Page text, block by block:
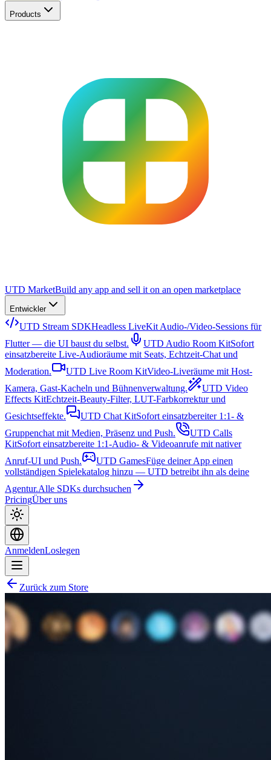
Products
UTD MarketBuild any app and sell it on an open marketplace
Entwickler
UTD Stream SDKHeadless LiveKit Audio-/Video-Sessions für
Flutter — die UI baust du selbst.
UTD Audio Room KitSofort
einsatzbereite Live-Audioräume mit Seats, Echtzeit-Chat und
Moderation.
UTD Live Room KitVideo-Liveräume mit Host-
Kamera, Gast-Kacheln und Bühnenverwaltung.
UTD Video
Effects KitEchtzeit-Beauty-Filter, LUT-Farbkorrektur und
Gesichtseffekte.
UTD Chat KitSofort einsatzbereiter 1:1- &
Gruppenchat mit Medien, Präsenz und Push.
UTD Calls
KitSofort einsatzbereite 1:1-Audio- & Videoanrufe mit nativer
Anruf-UI und Push.
UTD GamesFüge deiner App einen
vollständigen Spielekatalog hinzu — UTD betreibt ihn als deine
Agentur.Alle SDKs durchsuchen
PricingÜber uns
AnmeldenLoslegen
Zurück zum Store